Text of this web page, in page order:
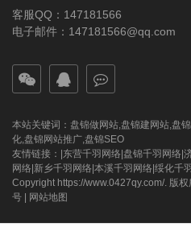
客服QQ：147181566
电子邮件：147181566@qq.com
本站关键词： 盘锦做网站,盘锦建网站,盘
化,盘锦网站推广,盘锦SEO
友情链接：| 东营千羽网络 盘锦千羽网络
网络 新乡千羽网络 本溪千羽网络 绥化千
Copyright https://www.0427qy.com/. 版权
号
网站地图